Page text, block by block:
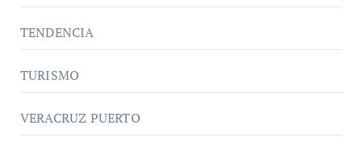
TENDENCIA
TURISMO
VERACRUZ PUERTO